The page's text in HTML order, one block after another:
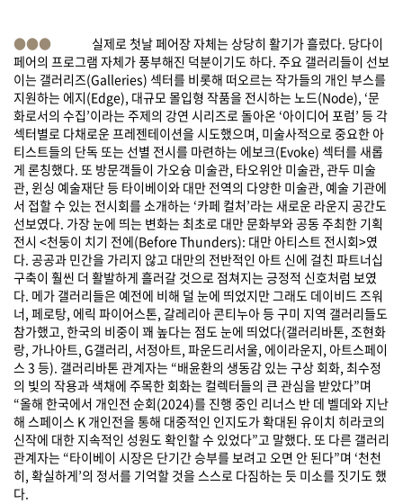
●●● 실제로 첫날 페어장 자체는 상당히 활기가 흘렀다. 당다이
페어의 프로그램 자체가 풍부해진 덕분이기도 하다. 주요 갤러리들이 선보
이는 갤러리즈(Galleries) 섹터를 비롯해 떠오르는 작가들의 개인 부스를
지원하는 에지(Edge), 대규모 몰입형 작품을 전시하는 노드(Node), ‘문
화로서의 수집’이라는 주제의 강연 시리즈로 돌아온 ‘아이디어 포럼’ 등 각
섹터별로 다채로운 프레젠테이션을 시도했으며, 미술사적으로 중요한 아
티스트들의 단독 또는 선별 전시를 마련하는 에보크(Evoke) 섹터를 새롭
게 론칭했다. 또 방문객들이 가오슝 미술관, 타오위안 미술관, 관두 미술
관, 윈싱 예술재단 등 타이베이와 대만 전역의 다양한 미술관, 예술 기관에
서 접할 수 있는 전시회를 소개하는 ‘카페 컬처’라는 새로운 라운지 공간도
선보였다. 가장 눈에 띄는 변화는 최초로 대만 문화부와 공동 주최한 기획
전시 <천둥이 치기 전에(Before Thunders): 대만 아티스트 전시회>였
다. 공공과 민간을 가리지 않고 대만의 전반적인 아트 신에 걸친 파트너십
구축이 훨씬 더 활발하게 흘러갈 것으로 점쳐지는 긍정적 신호처럼 보였
다. 메가 갤러리들은 예전에 비해 덜 눈에 띄었지만 그래도 데이비드 즈워
너, 페로탕, 에릭 파이어스톤, 갈레리아 콘티누아 등 구미 지역 갤러리들도
참가했고, 한국의 비중이 꽤 높다는 점도 눈에 띄었다(갤러리바톤, 조현화
랑, 가나아트, G갤러리, 서정아트, 파운드리서울, 에이라운지, 아트스페이
스 3 등). 갤러리바톤 관계자는 “배윤환의 생동감 있는 구상 회화, 최수정
의 빛의 작용과 색채에 주목한 회화는 컬렉터들의 큰 관심을 받았다”며
“올해 한국에서 개인전 순회(2024)를 진행 중인 리너스 반 데 벨데와 지난
해 스페이스 K 개인전을 통해 대중적인 인지도가 확대된 유이치 히라코의
신작에 대한 지속적인 성원도 확인할 수 있었다”고 말했다. 또 다른 갤러리
관계자는 “타이베이 시장은 단기간 승부를 보려고 오면 안 된다”며 ‘천천
히, 확실하게’의 정서를 기억할 것을 스스로 다짐하는 듯 미소를 짓기도 했
다.